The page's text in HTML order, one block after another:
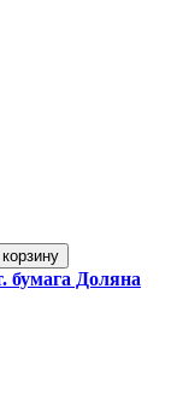
бумага Доляна